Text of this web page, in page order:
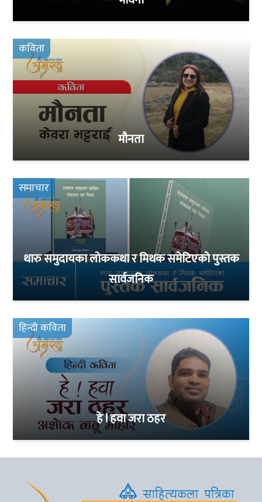
कविता
मौनता
समाचार
थारु समुदायका लोककथा र मिथक समेटिएको पुस्तक
सार्वजनिक
हिन्दी कविता
हे ! हवा जरा ठहर